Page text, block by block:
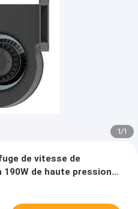
1/1
de vitesse de
de haute pression